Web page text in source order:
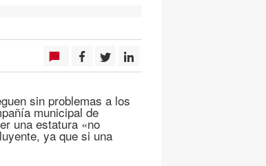
sin problemas a los
municipal de
una estatura «no
ya que si una